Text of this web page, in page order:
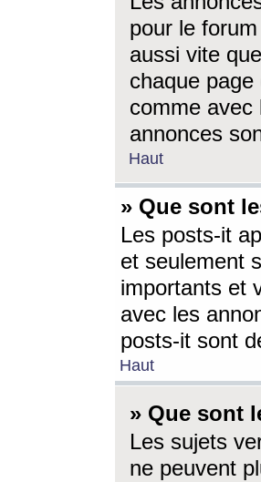
pour le
aussi vite
chaque
comme avec
annonces
Haut
» Que sont
Les posts-it
et seulement
importants et
avec les
posts-it sont
Haut
» Que sont
Les sujets
ne peuvent